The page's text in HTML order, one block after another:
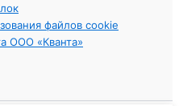
файлов cookie
ООО «Кванта»